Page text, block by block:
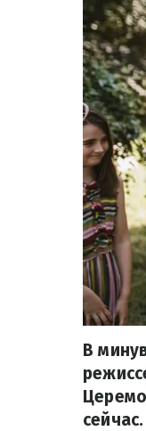
В
сейчас.